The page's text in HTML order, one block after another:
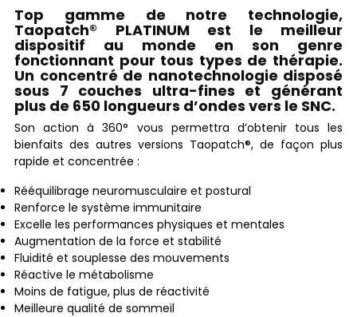
Top gamme de notre technologie,
Taopatch® PLATINUM est le meilleur
dispositif au monde en son genre
fonctionnant pour tous types de thérapie.
Un concentré de nanotechnologie disposé
sous 7 couches ultra-fines et générant
plus de 650 longueurs d’ondes vers le SNC.
Son action à 360° vous permettra d’obtenir tous les
bienfaits des autres versions Taopatch®, de façon plus
rapide et concentrée :
Rééquilibrage neuromusculaire et postural
Renforce le système immunitaire
Excelle les performances physiques et mentales
Augmentation de la force et stabilité
Fluidité et souplesse des mouvements
Réactive le métabolisme
Moins de fatigue, plus de réactivité
Meilleure qualité de sommeil